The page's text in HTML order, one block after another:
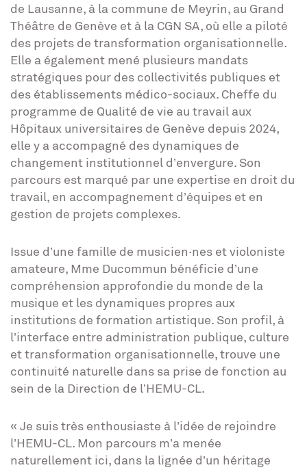
de Lausanne, à la commune de Meyrin, au Grand
Théâtre de Genève et à la CGN SA, où elle a piloté
des projets de transformation organisationnelle.
Elle a également mené plusieurs mandats
stratégiques pour des collectivités publiques et
des établissements médico-sociaux. Cheffe du
programme de Qualité de vie au travail aux
Hôpitaux universitaires de Genève depuis 2024,
elle y a accompagné des dynamiques de
changement institutionnel d’envergure. Son
parcours est marqué par une expertise en droit du
travail, en accompagnement d’équipes et en
gestion de projets complexes.
Issue d’une famille de musicien·nes et violoniste
amateure, Mme Ducommun bénéficie d’une
compréhension approfondie du monde de la
musique et les dynamiques propres aux
institutions de formation artistique. Son profil, à
l’interface entre administration publique, culture
et transformation organisationnelle, trouve une
continuité naturelle dans sa prise de fonction au
sein de la Direction de l’HEMU-CL.
« Je suis très enthousiaste à l’idée de rejoindre
l’HEMU-CL. Mon parcours m’a menée
naturellement ici, dans la lignée d’un héritage